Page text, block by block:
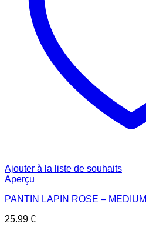
Ajouter à la liste de souhaits
Aperçu
PANTIN LAPIN ROSE – MEDIUM
25.99 €